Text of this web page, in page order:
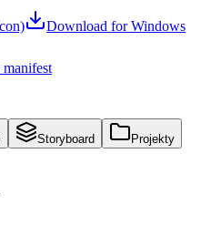
Download for Windows
manifest
Storyboard Projekty